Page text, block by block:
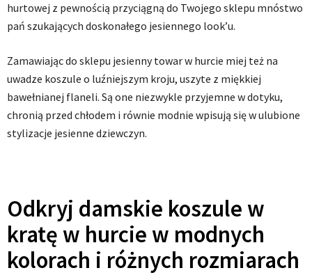
hurtowej z pewnością przyciągną do Twojego sklepu mnóstwo
pań szukających doskonałego jesiennego look’u.
Zamawiając do sklepu jesienny towar w hurcie miej też na
uwadze koszule o luźniejszym kroju, uszyte z miękkiej
bawełnianej flaneli. Są one niezwykle przyjemne w dotyku,
chronią przed chłodem i równie modnie wpisują się w ulubione
stylizacje jesienne dziewczyn.
Odkryj damskie koszule w
kratę w hurcie w modnych
kolorach i różnych rozmiarach